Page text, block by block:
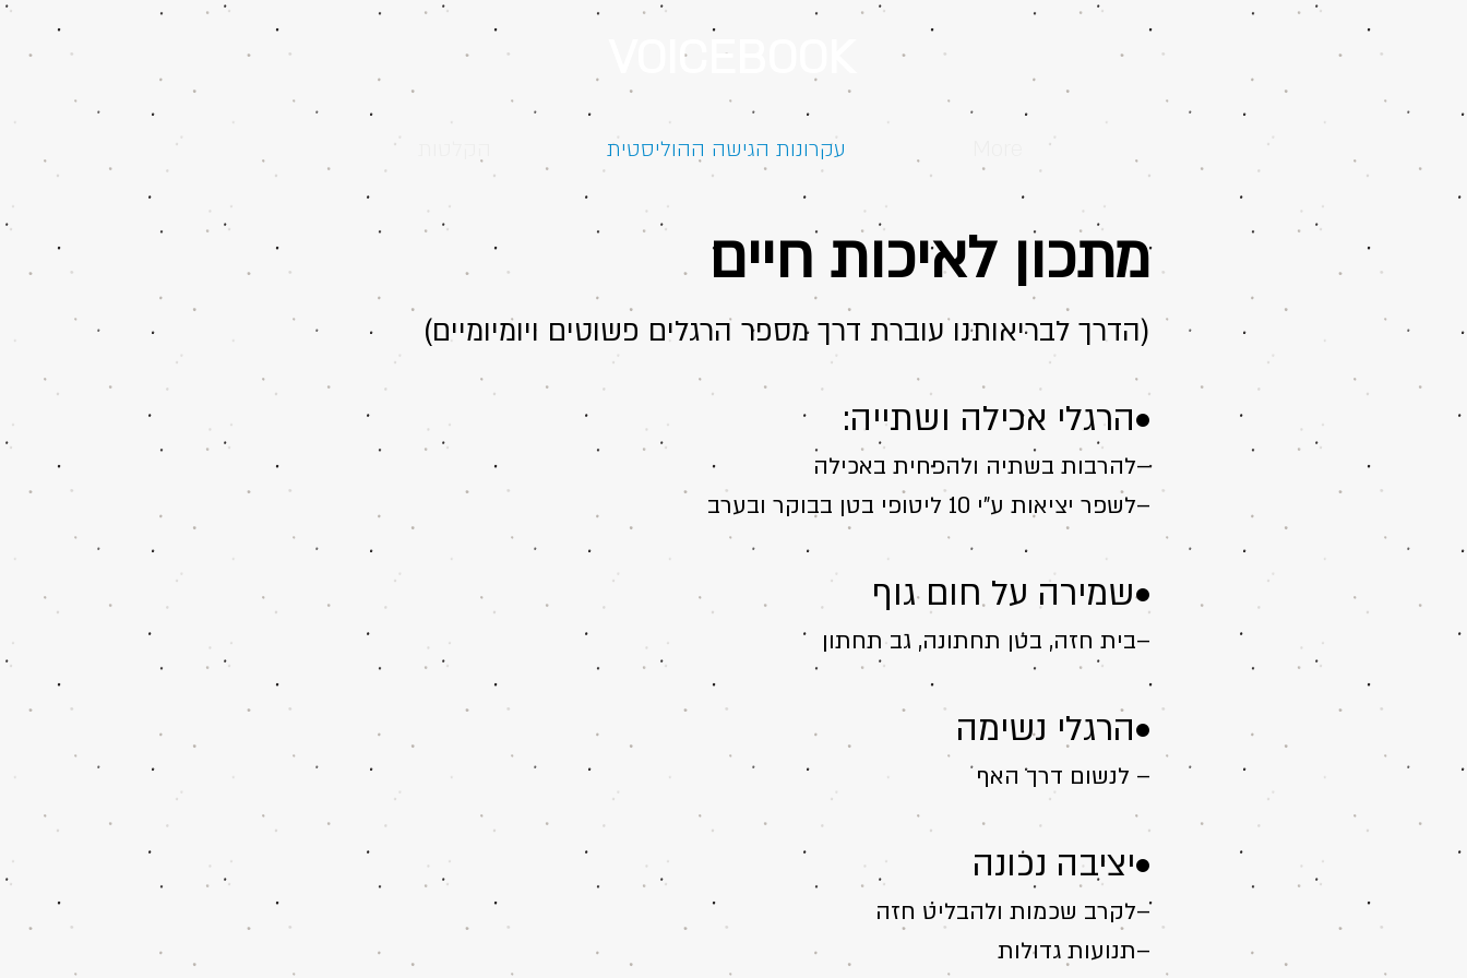
VOICEBOOK
עקרונות הגישה ההוליסטית
מתכון לאיכות חיים
(הדרך לבריאותנו עוברת דרך מספר הרגלים פשוטים ויומיומיים)
•הרגלי אכילה ושתייה:
–להרבות בשתיה ולהפחית באכילה
–לשפר יציאות ע"י 10 ליטופי בטן בבוקר ובערב
•שמירה על חום גוף
–בית חזה, בטן תחתונה, גב תחתון
•הרגלי נשימה
– לנשום דרך האף
•יציבה נכונה
–לקרב שכמות ולהבליט חזה
–תנועות גדולות